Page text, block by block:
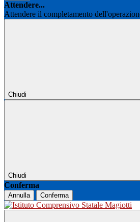
Attendere...
Attendere il completamento
Chiudi
Chiudi
Conferma
Annulla Conferma